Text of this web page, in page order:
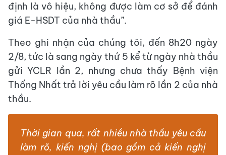
định là vô hiệu, không được làm cơ sở để đánh
giá E-HSDT của nhà thầu”.
Theo ghi nhận của chúng tôi, đến 8h20 ngày
2/8, tức là sang ngày thứ 5 kể từ ngày nhà thầu
gửi YCLR lần 2, nhưng chưa thấy Bệnh viện
Thống Nhất trả lời yêu cầu làm rõ lần 2 của nhà
thầu.
Thời gian qua, rất nhiều nhà thầu yêu cầu
làm rõ, kiến nghị (bao gồm cả kiến nghị